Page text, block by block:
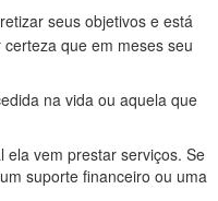
seus objetivos e está
que em meses seu
na vida ou aquela que
vem prestar serviços. Se
suporte financeiro ou uma